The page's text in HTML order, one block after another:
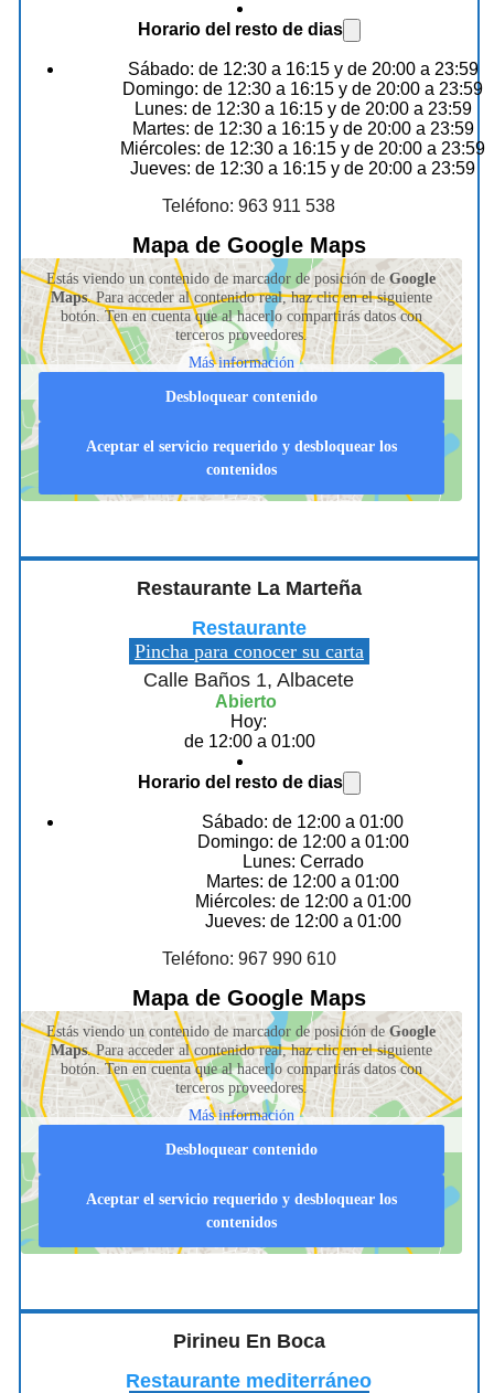
Horario del resto de dias
Sábado: de 12:30 a 16:15 y de 20:00 a 23:59
Domingo: de 12:30 a 16:15 y de 20:00 a 23:59
Lunes: de 12:30 a 16:15 y de 20:00 a 23:59
Martes: de 12:30 a 16:15 y de 20:00 a 23:59
Miércoles: de 12:30 a 16:15 y de 20:00 a 23:59
Jueves: de 12:30 a 16:15 y de 20:00 a 23:59
Teléfono: 963 911 538
Mapa de Google Maps
Estás viendo un contenido de marcador de posición deGoogle
Maps. Para acceder al contenido real, haz clic en el siguiente
botón. Ten en cuenta que al hacerlo compartirás datos con
terceros proveedores.
Más información
Desbloquear contenido
Aceptar el servicio requerido y desbloquear los
contenidos
Restaurante La Marteña
Restaurante
Pincha para conocer su carta
Calle Baños 1, Albacete
Abierto
Hoy:
de 12:00 a 01:00
Horario del resto de dias
Sábado: de 12:00 a 01:00
Domingo: de 12:00 a 01:00
Lunes: Cerrado
Martes: de 12:00 a 01:00
Miércoles: de 12:00 a 01:00
Jueves: de 12:00 a 01:00
Teléfono: 967 990 610
Mapa de Google Maps
Estás viendo un contenido de marcador de posición deGoogle
Maps. Para acceder al contenido real, haz clic en el siguiente
botón. Ten en cuenta que al hacerlo compartirás datos con
terceros proveedores.
Más información
Desbloquear contenido
Aceptar el servicio requerido y desbloquear los
contenidos
Pirineu En Boca
Restaurante mediterráneo